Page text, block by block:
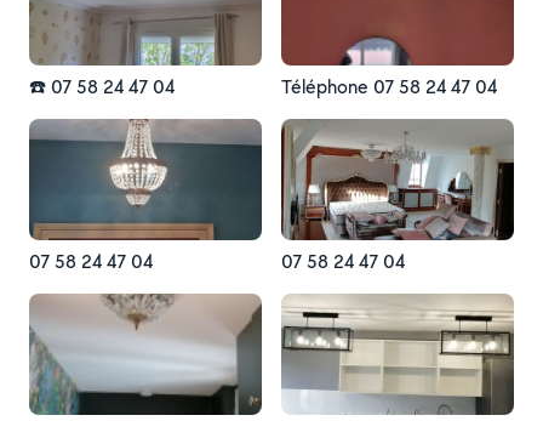
☎️ 07 58 24 47 04 Téléphone 07 58 24 47 04
07 58 24 47 04 07 58 24 47 04